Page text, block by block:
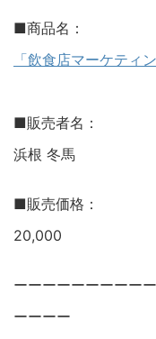
■商品名：
「飲食店マーケティ
■販売者名：
浜根 冬馬
■販売価格：
20,000
ーーーーーーーーー
ーーーー